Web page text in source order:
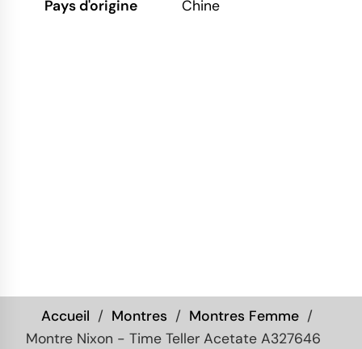
Pays d'origine
Chine
Accueil Montres
Montres Femme
Montre Nixon - Time Teller Acetate A327646